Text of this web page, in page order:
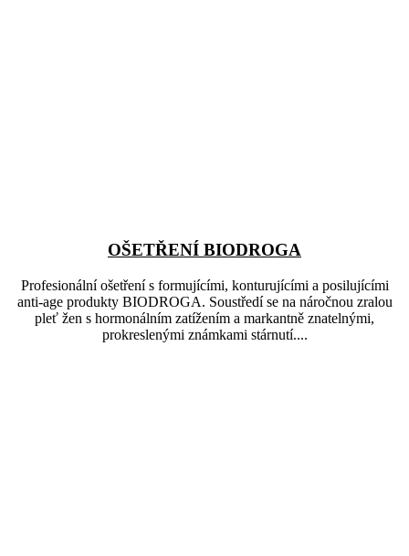
OŠETŘENÍ BIODROGA
Profesionální ošetření s formujícími, konturujícími a posilujícími
anti-age produkty BIODROGA. Soustředí se na náročnou zralou
pleť žen s hormonálním zatížením a markantně znatelnými,
prokreslenými známkami stárnutí....